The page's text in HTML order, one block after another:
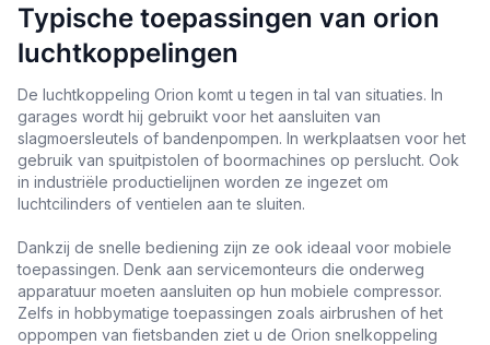
Typische toepassingen van orion
luchtkoppelingen
De luchtkoppeling Orion komt u tegen in tal van situaties. In
garages wordt hij gebruikt voor het aansluiten van
slagmoersleutels of bandenpompen. In werkplaatsen voor het
gebruik van spuitpistolen of boormachines op perslucht. Ook
in industriële productielijnen worden ze ingezet om
luchtcilinders of ventielen aan te sluiten.
Dankzij de snelle bediening zijn ze ook ideaal voor mobiele
toepassingen. Denk aan servicemonteurs die onderweg
apparatuur moeten aansluiten op hun mobiele compressor.
Zelfs in hobbymatige toepassingen zoals airbrushen of het
oppompen van fietsbanden ziet u de Orion snelkoppeling